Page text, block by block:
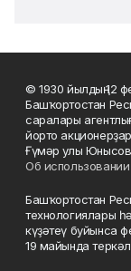
© 1930 йылдың 12
Башҡортостан
саралары
йорто
Ғүмәр улы
Об
Башҡортостан
технологиялары
күҙәтеү буйынса
19 майында